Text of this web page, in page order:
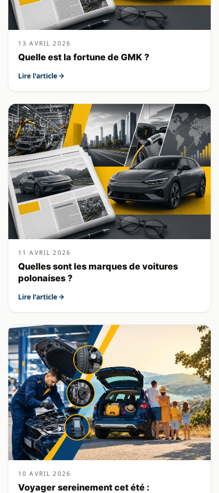
13 AVRIL 2026
Quelle est la fortune de GMK ?
Lire l'article
11 AVRIL 2026
Quelles sont les marques de voitures
polonaises ?
Lire l'article
10 AVRIL 2026
Voyager sereinement cet été :